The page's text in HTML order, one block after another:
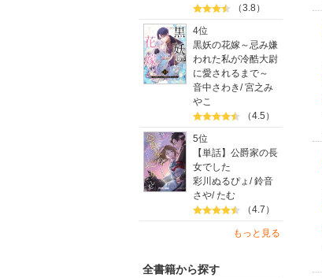
（3.8）
4位
黒妖の花嫁～忌み嫌
われた私が冷酷大尉
に愛されるまで～
音中さわき/宮之み
やこ
（4.5）
5位
【単話】公爵家の長
女でした
彩川ぬるぴょ /鈴音
さや/たむ
（4.7）
もっと見る
全書籍から探す